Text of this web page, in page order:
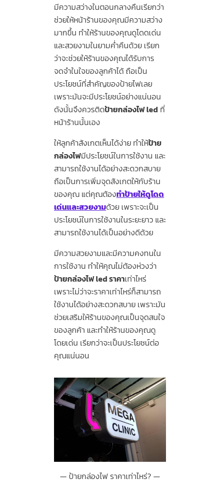
มีความสว่างในตอนกลางคืนเรียกว่า
ช่วยให้หน้าร้านของคุณมีความสว่าง
มากขึ้น ทำให้ร้านของคุณดูโดดเด่น
และสวยงามในยามค่ำคืนด้วย เรียก
ว่าจะช่วยให้ร้านของคุณได้รับการ
จดจำในใจของลูกค้าได้ ถือเป็น
ประโยชน์ที่สำคัญของป้ายไฟเลย
เพราะมันจะมีประโยชน์อย่างแน่นอน
ดังนั้นจึงควรติดป้ายกล่องไฟ led ที่
หน้าร้านนั้นเอง
ให้ลูกค้าสังเกตเห็นได้ง่าย ทำให้ป้าย
กล่องไฟมีประโยชน์ในการใช้งาน และ
สามารถใช้งานได้อย่างสะดวกสบาย
ถือเป็นการเพิ่มจุดสังเกตให้กับร้าน
ของคุณ แต่คุณต้องทำป้ายให้ดูโดด
เด่นและสวยงามด้วย เพราะจะเป็น
ประโยชน์ในการใช้งานในระยะยาว และ
สามารถใช้งานได้เป็นอย่างดีด้วย
มีความสวยงามและมีความคงทนใน
การใช้งาน ทำให้คุณไม่ต้องห่วงว่า
ป้ายกล่องไฟ led ราคาเท่าไหร่
เพราะไม่ว่าจะราคาเท่าไหร่ก็สามารถ
ใช้งานได้อย่างสะดวกสบาย เพราะมัน
ช่วยเสริมให้ร้านของคุณเป็นจุดสนใจ
ของลูกค้า และทำให้ร้านของคุณดู
โดยเด่น เรียกว่าจะเป็นประโยชน์ต่อ
คุณแน่นอน
ป้ายกล่องไฟ ราคาเท่าไหร่?